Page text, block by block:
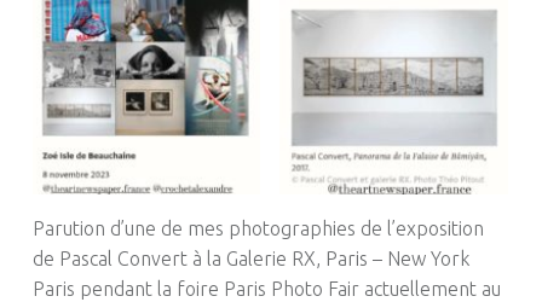
Parution d’une de mes photographies de l’exposition
de Pascal Convert à la Galerie RX, Paris – New York
Paris pendant la foire Paris Photo Fair actuellement au